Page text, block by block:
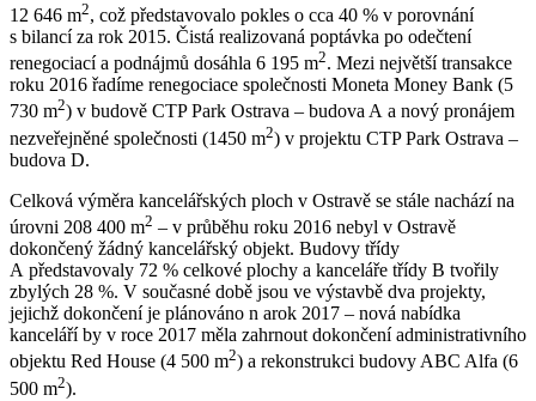
12 646 m2, což představovalo pokles o cca 40 % v porovnání
s bilancí za rok 2015. Čistá realizovaná poptávka po odečtení
renegociací a podnájmů dosáhla 6 195 m2. Mezi největší transakce
roku 2016 řadíme renegociace společnosti Moneta Money Bank (5
730 m2) v budově CTP Park Ostrava – budova A a nový pronájem
nezveřejněné společnosti (1450 m2) v projektu CTP Park Ostrava –
budova D.
Celková výměra kancelářských ploch v Ostravě se stále nachází na
úrovni 208 400 m2 – v průběhu roku 2016 nebyl v Ostravě
dokončený žádný kancelářský objekt. Budovy třídy
A představovaly 72 % celkové plochy a kanceláře třídy B tvořily
zbylých 28 %. V současné době jsou ve výstavbě dva projekty,
jejichž dokončení je plánováno n arok 2017 – nová nabídka
kanceláří by v roce 2017 měla zahrnout dokončení administrativního
objektu Red House (4 500 m2) a rekonstrukci budovy ABC Alfa (6
500 m2).